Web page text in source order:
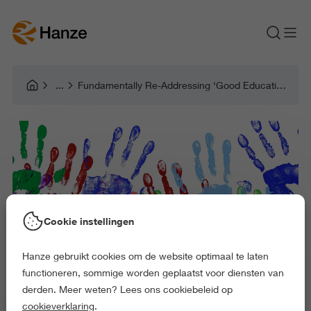
Fundamentally Re-Addressing ‘Good Education’ (FRAGE)
Cookie instellingen
Hanze gebruikt cookies om de website optimaal te laten
functioneren, sommige worden geplaatst voor diensten van
derden. Meer weten? Lees ons cookiebeleid op
cookieverklaring.